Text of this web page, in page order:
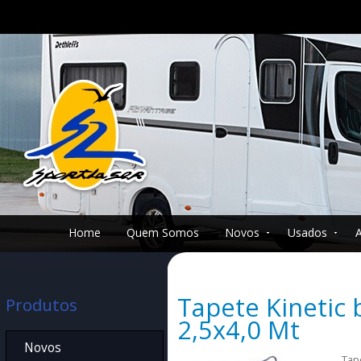
Home Quem Somos Novos Usados
Tapete Kinetic
2,5x4,0 Mt
Produtos
Novos